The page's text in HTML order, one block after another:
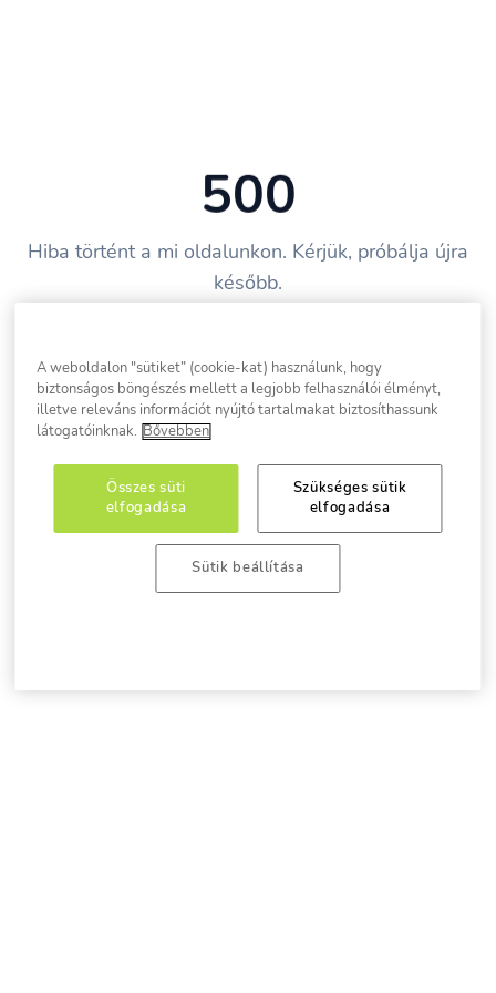
500
Hiba történt a mi oldalunkon. Kérjük, próbálja újra
később.
A weboldalon "sütiket” (cookie-kat) használunk, hogy
biztonságos böngészés mellett a legjobb felhasználói élményt,
illetve releváns információt nyújtó tartalmakat biztosíthassunk
látogatóinknak.
Bővebben
Összes süti
elfogadása
Szükséges sütik
elfogadása
Sütik beállítása